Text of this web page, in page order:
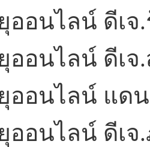
ออนไลน์ ดีเจ
ออนไลน์ ดีเ
ออนไลน์ แดน
ออนไลน์ ดีเจ